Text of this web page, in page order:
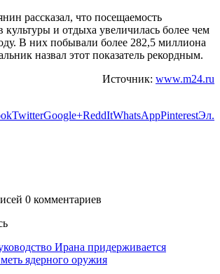
рассказал, что посещаемость
культуры и отдыха увеличилась более чем
В них побывали более 282,5 миллиона
назвал этот показатель рекордным.
Источник: www.m24.ru
TwitterGoogle+ReddItWhatsAppPinterestЭл.
0 комментариев
Ирана придерживается
ядерного оружия